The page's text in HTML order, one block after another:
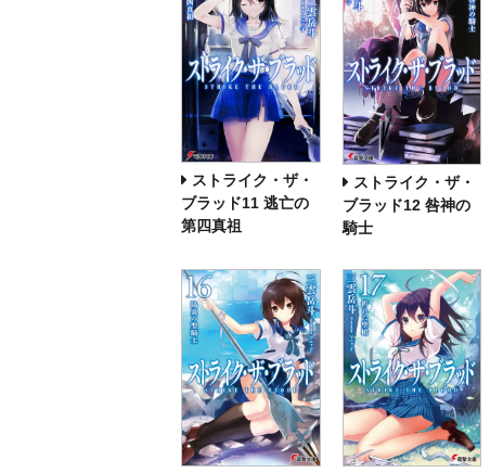
ストライク・ザ・
ブラッド11 逃亡の
第四真祖
ストライク・ザ・
ブラッド12 咎神の
騎士